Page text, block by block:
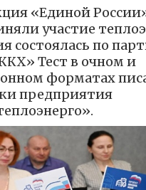
«Единой
участие
состоялась по
Тест в очном и
форматах
предприятия